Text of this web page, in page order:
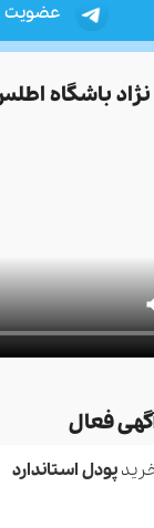
عضویت
باشگاه
فعال
پودل استاندارد